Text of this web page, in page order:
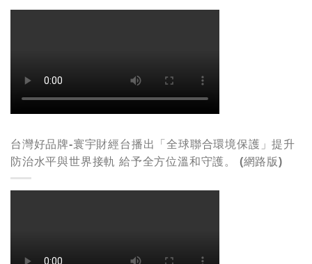
台灣好品牌-寰宇財經台播出「全球聯合環境保護」提升
防治水平與世界接軌 給予全方位溫和守護。 (網路版)